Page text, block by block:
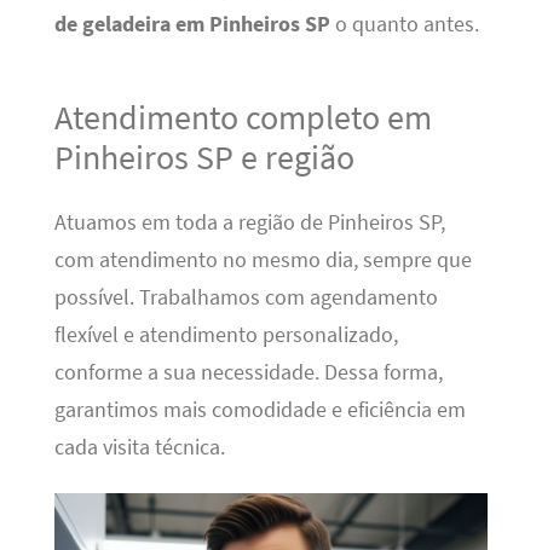
de geladeira em Pinheiros SP o quanto antes.
Atendimento completo em
Pinheiros SP e região
Atuamos em toda a região de Pinheiros SP,
com atendimento no mesmo dia, sempre que
possível. Trabalhamos com agendamento
flexível e atendimento personalizado,
conforme a sua necessidade. Dessa forma,
garantimos mais comodidade e eficiência em
cada visita técnica.